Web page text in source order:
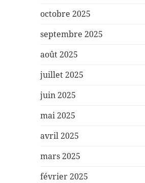
octobre 2025
septembre 2025
août 2025
juillet 2025
juin 2025
mai 2025
avril 2025
mars 2025
février 2025